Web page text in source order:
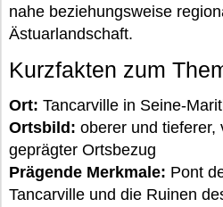
nahe beziehungsweise
Ästuarlandschaft.
Kurzfakten zum
Ort: Tancarville in Seine-
Ortsbild: oberer und tieferer,
geprägter Ortsbezug
Prägende Merkmale: Pont
Tancarville und die Ruinen